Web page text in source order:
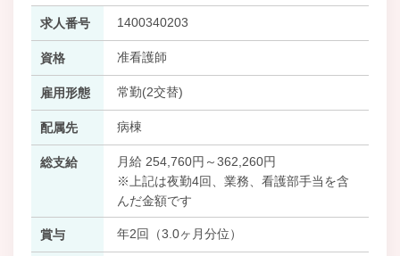
求人番号 1400340203
資格 准看護師
雇用形態 常勤(2交替)
配属先 病棟
総支給
月給 254,760円～362,260円
※上記は夜勤4回、業務、看護部手当を含
んだ金額です
賞与 年2回（3.0ヶ月分位）